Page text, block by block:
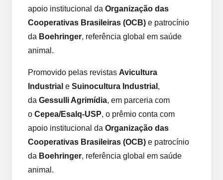
apoio institucional da Organização das
Cooperativas Brasileiras (OCB) e patrocínio
da Boehringer, referência global em saúde
animal.
Promovido pelas revistas Avicultura
Industrial e Suinocultura Industrial ,
da Gessulli Agrimídia, em parceria com
o Cepea/Esalq-USP, o prêmio conta com
apoio institucional da Organização das
Cooperativas Brasileiras (OCB) e patrocínio
da Boehringer, referência global em saúde
animal.